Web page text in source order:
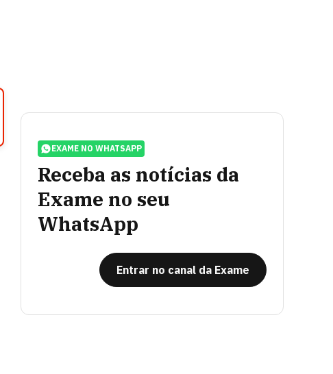
EXAME NO WHATSAPP
Receba as notícias da
Exame no seu
WhatsApp
Entrar no canal da Exame